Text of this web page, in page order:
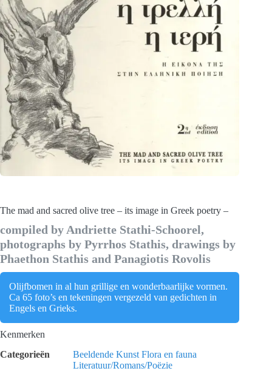
The mad and sacred olive tree – its image in Greek poetry –
compiled by Andriette Stathi-Schoorel,
photographs by Pyrrhos Stathis, drawings by
Phaethon Stathis and Panagiotis Rovolis
Olijfbomen in al hun grillige en wonderbaarlijke vormen.
Ca 65 foto’s en tekeningen vergezeld van gedichten in
Engels en Grieks.
Kenmerken
Categorieën
Beeldende Kunst Flora en fauna
Literatuur/Romans/Poëzie